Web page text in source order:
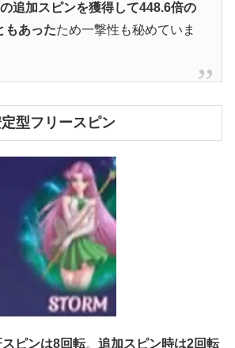
追加スピンを獲得して448.6倍の
もあったため一撃性も秘めていま
型フリースピン
ピンは8回転。 追加スピン時は2回転